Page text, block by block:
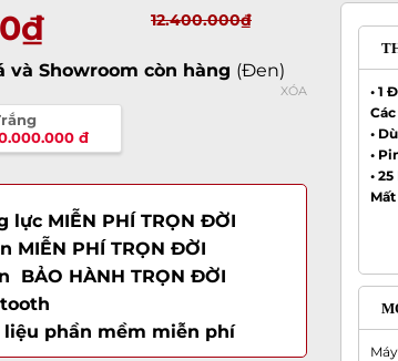
₫ 12.400.000₫
và Showroom còn hàng (Đen)
đ
XÓA
lực MIỄN PHÍ TRỌN ĐỜI
MIỄN PHÍ TRỌN ĐỜI
BẢO HÀNH TRỌN ĐỜI
liệu phần mềm miễn phí
• 1
•
•
•